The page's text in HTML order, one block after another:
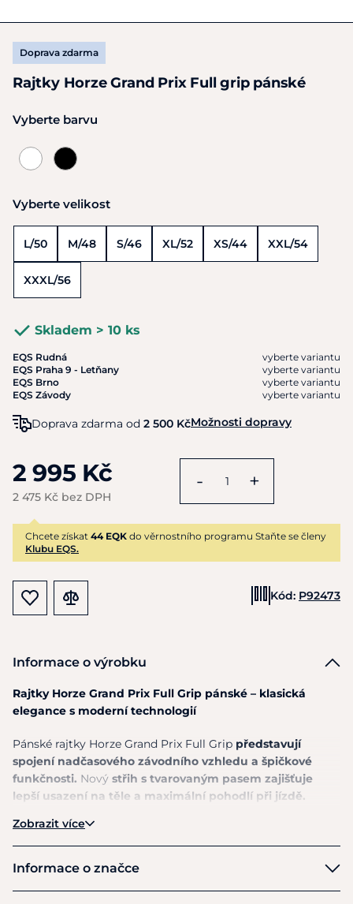
Doprava zdarma
Rajtky Horze Grand Prix Full grip pánské
Vyberte barvu
Vyberte velikost
L/50 M/48 S/46 XL/52 XS/44 XXL/54
XXXL/56
Skladem > 10 ks
EQS Rudná
vyberte variantu
EQS Praha 9 - Letňany
vyberte variantu
EQS Brno
vyberte variantu
EQS Závody
vyberte variantu
Doprava zdarma od 2 500 KčMožnosti dopravy
2 995 Kč
2 475 Kč bez DPH
- +
Chcete získat 44 EQK do věrnostního programu Staňte se členy
Klubu EQS.
Kód: P92473
Informace o výrobku
Rajtky Horze Grand Prix Full Grip pánské – klasická
elegance s moderní technologií
Pánské rajtky Horze Grand Prix Full Grip představují
spojení nadčasového závodního vzhledu a špičkové
funkčnosti. Nový střih s tvarovaným pasem zajišťuje
lepší usazení na těle a maximální pohodlí při jízdě.
zároveň odpuzuje vodu i nečistoty, takže vás podrží jak
při každodenním tréninku, tak na závodech.
Zobrazit více
Informace o značce